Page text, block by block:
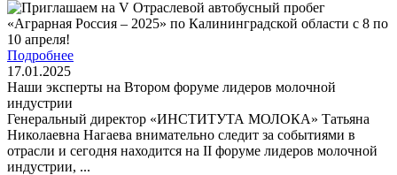
Подробнее
17.01.2025
Наши эксперты на Втором форуме лидеров молочной
индустрии
Генеральный директор «ИНСТИТУТА МОЛОКА» Татьяна
Николаевна Нагаева внимательно следит за событиями в
отрасли и сегодня находится на II форуме лидеров молочной
индустрии, ...